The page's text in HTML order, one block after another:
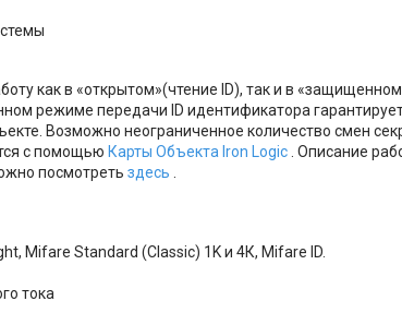
как в «открытом»(чтение ID), так и в
режиме передачи ID идентификатора
Возможно неограниченное количество смен
с помощью Карты Объекта Iron Logic . Описание
посмотреть здесь
Mifare Standard (Classic) 1K и 4К, Mifare ID.
тока